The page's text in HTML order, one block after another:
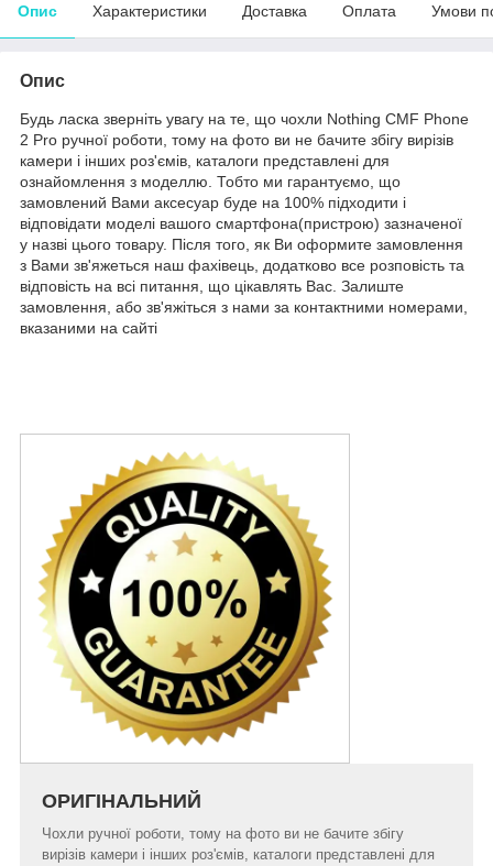
Опис Характеристики Доставка Оплата Умови
Опис
Будь ласка зверніть увагу на те, що чохли Nothing CMF Phone
2 Pro ручної роботи, тому на фото ви не бачите збігу вирізів
камери і інших роз'ємів, каталоги представлені для
ознайомлення з моделлю. Тобто ми гарантуємо, що
замовлений Вами аксесуар буде на 100% підходити і
відповідати моделі вашого смартфона(пристрою) зазначеної
у назві цього товару. Після того, як Ви оформите замовлення
з Вами зв'яжеться наш фахівець, додатково все розповість та
відповість на всі питання, що цікавлять Вас. Залиште
замовлення, або зв'яжіться з нами за контактними номерами,
вказаними на сайті
ОРИГІНАЛЬНИЙ
Чохли ручної роботи, тому на фото ви не бачите збігу
вирізів камери і інших роз'ємів, каталоги представлені для